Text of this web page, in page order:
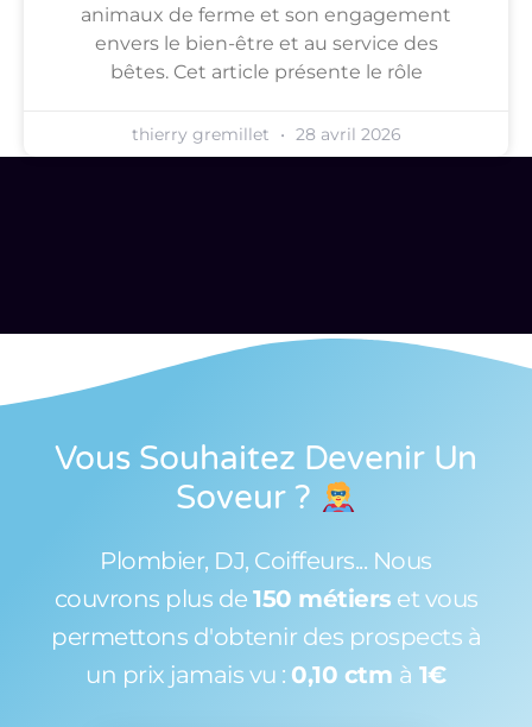
animaux de ferme et son engagement
envers le bien-être et au service des
bêtes. Cet article présente le rôle
thierry gremillet 28 avril 2026
Vous Souhaitez Devenir Un
Soveur ?
Plombier, DJ, Coiffeurs... Nous
couvrons plus de 150 métiers et vous
permettons d'obtenir des prospects à
un prix jamais vu : 0,10 ctm à 1€